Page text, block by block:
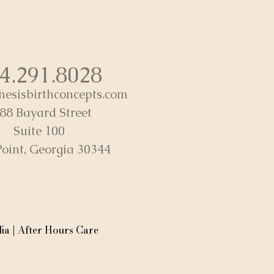
Bayard Street
Suite 100
Georgia 30344
| After Hours Care